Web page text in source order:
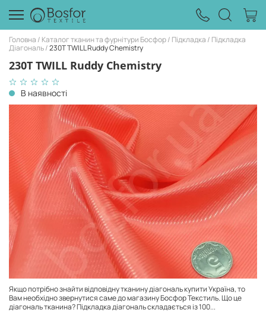
Головна Каталог тканин та фурнітури Босфор Підкладка
Підкладка
Діагональ 230T TWILL Ruddy Chemistry
230T TWILL Ruddy Chemistry
В наявності
Якщо потрібно знайти відповідну тканину діагональ купити Україна, то
Вам необхідно звернутися саме до магазину Босфор Текстиль. Що це
діагональ тканина? Підкладка діагональ складається із 100...